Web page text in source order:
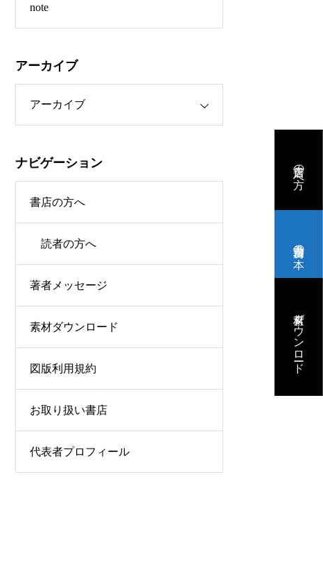
書店の方へ
瑞乃書房の本
素材ダウンロード
note
アーカイブ
ナビゲーション
書店の方へ
読者の方へ
著者メッセージ
素材ダウンロード
図版利用規約
お取り扱い書店
代表者プロフィール